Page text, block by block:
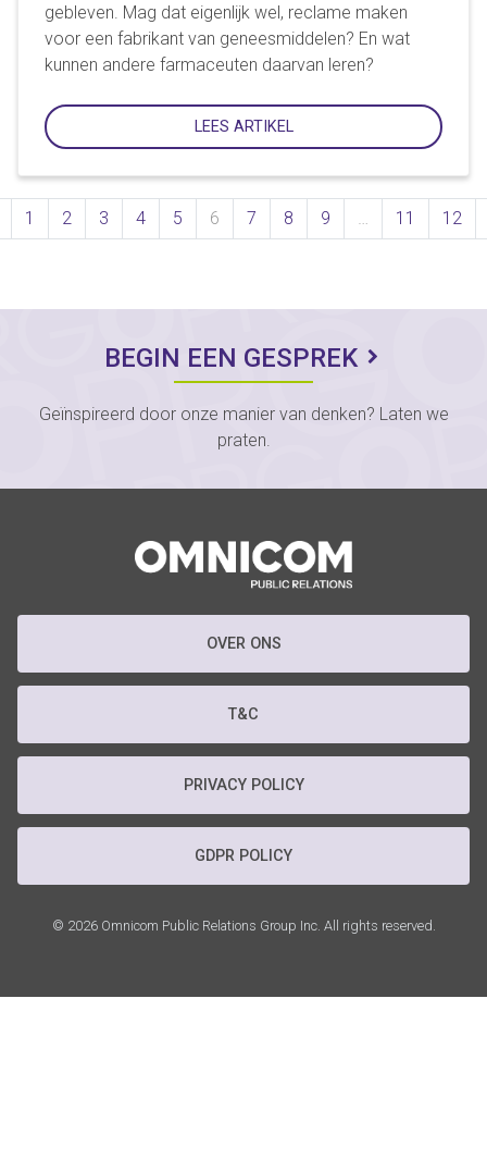
gebleven. Mag dat eigenlijk wel, reclame maken
voor een fabrikant van geneesmiddelen? En wat
kunnen andere farmaceuten daarvan leren?
LEES ARTIKEL
1 2 3 4 5 6 7 8 9 11 12
BEGIN EEN GESPREK
Geïnspireerd door onze manier van denken? Laten we
praten.
OVER ONS
T&C
PRIVACY POLICY
GDPR POLICY
© 2026 Omnicom Public Relations Group Inc. All rights reserved.